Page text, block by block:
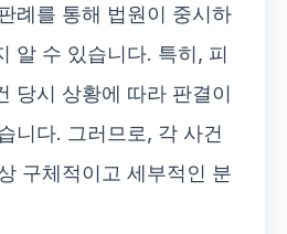
례를 통해 법원이 중시하
알 수 있습니다. 특히, 피
당시 상황에 따라 판결이
니다. 그러므로, 각 사건
구체적이고 세부적인 분